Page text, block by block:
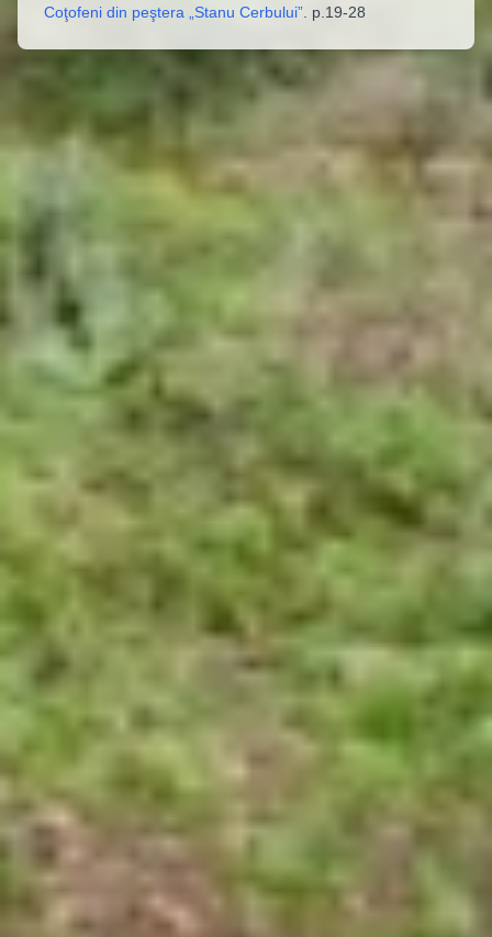
Coţofeni din peştera „Stanu Cerbului” p.19-28